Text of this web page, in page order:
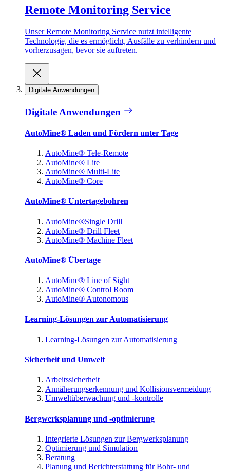
Remote Monitoring Service
Unser Remote Monitoring Service nutzt intelligente
Technologie, die es ermöglicht, Ausfälle zu verhindern und
vorherzusagen, bevor sie auftreten.
Digitale Anwendungen
Digitale Anwendungen
AutoMine® Laden und Fördern unter Tage
AutoMine® Tele-Remote
AutoMine® Lite
AutoMine® Multi-Lite
AutoMine® Core
AutoMine® Untertagebohren
AutoMine®Single Drill
AutoMine® Drill Fleet
AutoMine® Machine Fleet
AutoMine® Übertage
AutoMine® Line of Sight
AutoMine® Control Room
AutoMine® Autonomous
Learning-Lösungen zur Automatisierung
Learning-Lösungen zur Automatisierung
Sicherheit und Umwelt
Arbeitssicherheit
Annäherungserkennung und Kollisionsvermeidung
Umweltüberwachung und -kontrolle
Bergwerksplanung und -optimierung
Integrierte Lösungen zur Bergwerksplanung
Optimierung und Simulation
Beratung
Planung und Berichterstattung für Bohr- und